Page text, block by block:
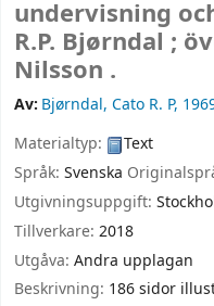
undervisning
R.P. Bjørndal ;
Nilsson .
Av: Bjørndal, Cato R. P,
Materialtyp:
Text
Språk: Svenska
Utgivningsuppgift:
Tillverkare: 2018
Utgåva: Andra upplagan
Beskrivning: 186 sidor